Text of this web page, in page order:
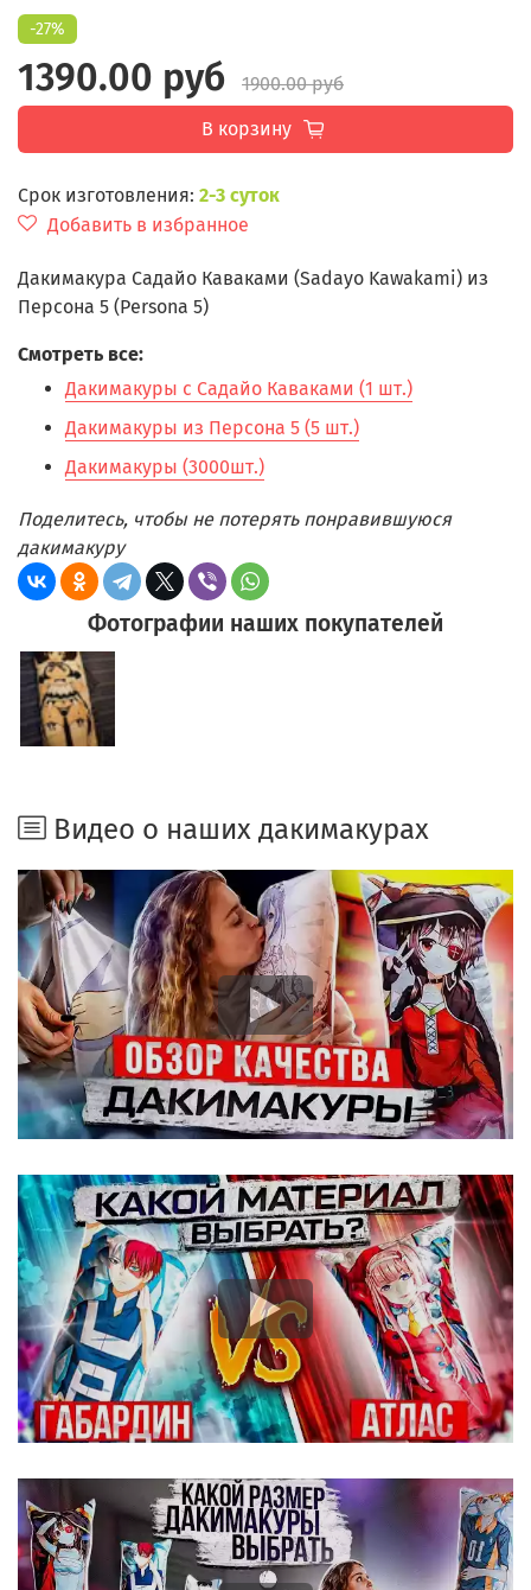
Срок изготовления: 2-3 суток
Добавить в избранное
-27%
1390.00 руб
1900.00 руб
В корзину
Дакимакура Садайо Каваками (Sadayo Kawakami) из
Персона 5 (Persona 5)
Смотреть все:
Дакимакуры с Садайо Каваками (1 шт.)
Дакимакуры из Персона 5 (5 шт.)
Дакимакуры (3000шт.)
Поделитесь, чтобы не потерять понравившуюся
дакимакуру
Фотографии наших покупателей
Видео о наших дакимакурах